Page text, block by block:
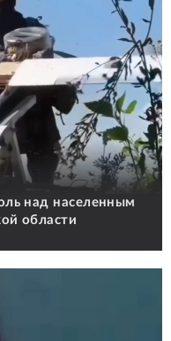
над населенным
области